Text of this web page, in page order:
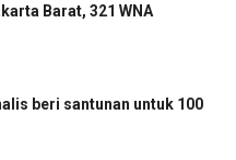
Barat, 321 WNA
beri santunan untuk 100